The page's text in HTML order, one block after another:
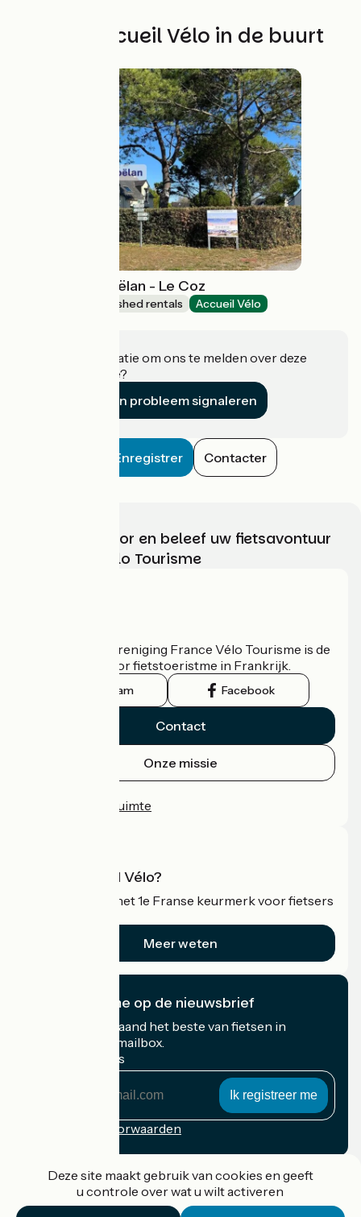
Andere Accueil Vélo in de buurt
Le Petit Gîte Roëlan - Le Coz
Lodgings and furnished rentals Accueil Vélo
Heeft u informatie om ons te melden over deze
accommodatie?
Een probleem signaleren
Enregistrer Contacter
Kies, bereid voor en beleef uw fietsavontuur
met France Vélo Tourisme
De nationale vereniging France Vélo Tourisme is de
officiële gids voor fietstoeristme in Frankrijk.
Instagram Facebook
Contact
Onze missie
Professionele ruimte
Wat is Accueil Vélo?
Accueil Vélo is het 1e Franse keurmerk voor fietsers
Meer weten
Ik abonneer me op de nieuwsbrief
Ontvang elke maand het beste van fietsen in
Frankrijk in uw mailbox.
Mijn e-mailadres
Inschrijvingsvoorwaarden
Deze site maakt gebruik van cookies en geeft
u controle over wat u wilt activeren